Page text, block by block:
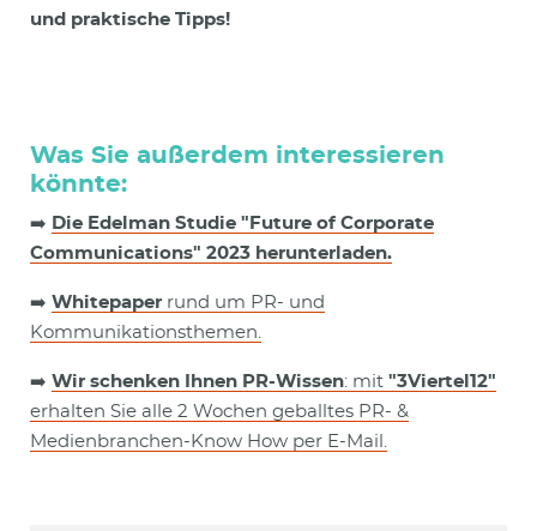
und praktische Tipps!
Was Sie außerdem interessieren
könnte:
➡️ Die Edelman Studie "Future of Corporate
Communications" 2023 herunterladen.
➡️ Whitepaper rund um PR- und
Kommunikationsthemen.
➡️ Wir schenken Ihnen PR-Wissen: mit "3Viertel12"
erhalten Sie alle 2 Wochen geballtes PR- &
Medienbranchen-Know How per E-Mail.